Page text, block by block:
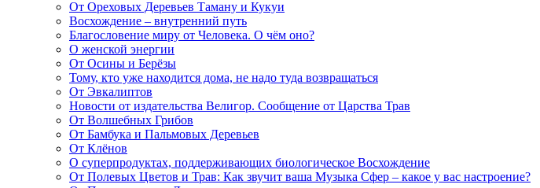
От Ореховых Деревьев Таману и Кукуи
Восхождение – внутренний путь
Благословение миру от Человека. О чём оно?
О женской энергии
От Осины и Берёзы
Тому, кто уже находится дома, не надо туда возвращаться
От Эвкалиптов
Новости от издательства Велигор. Сообщение от Царства Трав
От Волшебных Грибов
От Бамбука и Пальмовых Деревьев
От Клёнов
О суперпродуктах, поддерживающих биологическое Восхождение
От Полевых Цветов и Трав: Как звучит ваша Музыка Сфер – какое у вас настроение?